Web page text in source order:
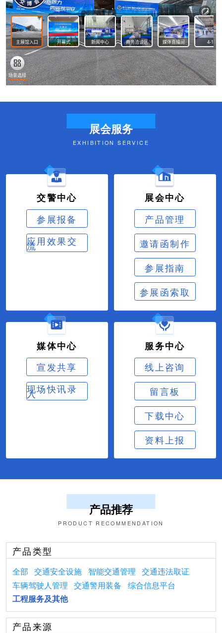
展会服务
EXHIBITION SERVICE
交警中心
参展报备
应用效果交
流
展会中心
产品管理
邀请函制作
参展指南
参展函索取
媒体中心
宣发共享
现场快讯录
入
服务中心
线上咨询
留言板
下载中心
资料上报
产品推荐
PRODUCT RECOMMENDATION
产品类型
全部 交通安全设施 智能交通管理
交通违法取证
车辆驾驶人管理
交通警用装备
综合信息平台
工程服务及其他
产品来源